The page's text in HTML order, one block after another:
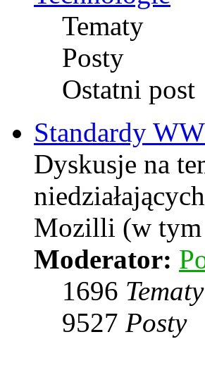
Tematy
Posty
Ostatni post
Standardy
Dyskusje na
Mozilli (w
Moderator:
1696 Tematy
9527 Posty